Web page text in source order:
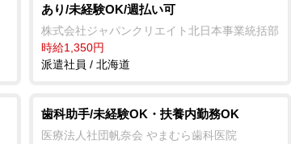
あり/未経験OK/週払い可
株式会社ジャパンクリエイト北日本事業統括部
時給1,350円
派遣社員 / 北海道
歯科助手/未経験OK・扶養内勤務OK
医療法人社団帆奈会 やまむら歯科医院